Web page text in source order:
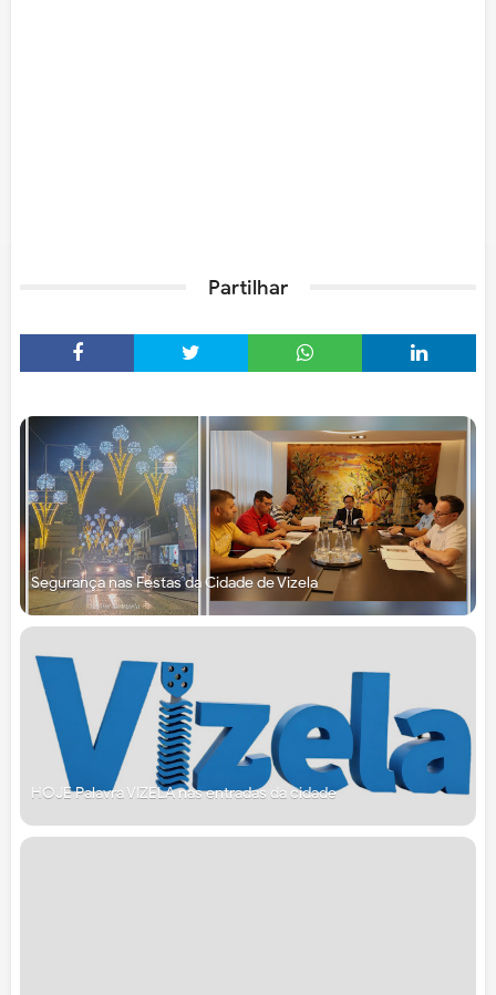
Partilhar
Segurança nas Festas da Cidade de Vizela
HOJE Palavra VIZELA nas entradas da cidade